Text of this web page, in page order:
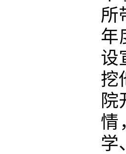
所
年
设
挖
院
情
学